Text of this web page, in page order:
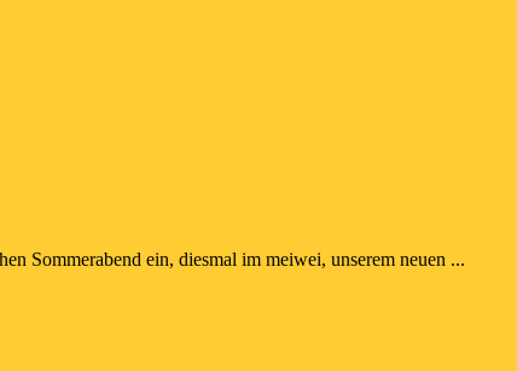
Sommerabend ein, diesmal im meiwei, unserem neuen ...